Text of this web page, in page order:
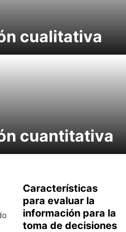
cualitativa
cuantitativa
Características
para evaluar la
información para la
toma de decisiones